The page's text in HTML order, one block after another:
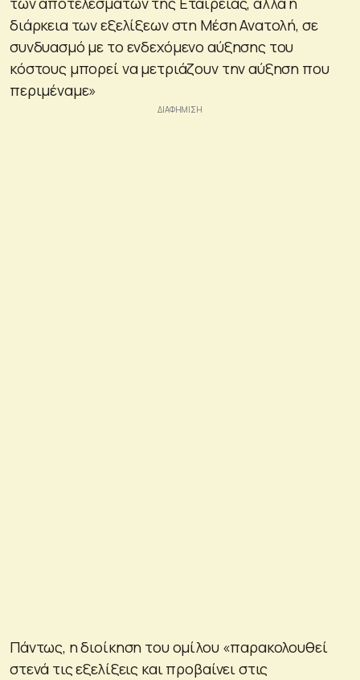
διάρκεια των εξελίξεων στη Μέση Ανατολή, σε
συνδυασμό με το ενδεχόμενο αύξησης του
κόστους μπορεί να μετριάζουν την αύξηση που
περιμέναμε»
Πάντως, η διοίκηση του ομίλου «παρακολουθεί
στενά τις εξελίξεις και προβαίνει στις